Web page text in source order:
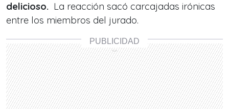
delicioso. La reacción sacó carcajadas irónicas
entre los miembros del jurado.